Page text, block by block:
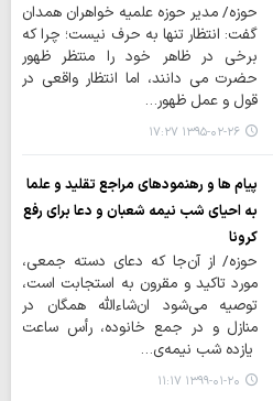
حوزه/ مدیر حوزه علمیه خواهران همدان
گفت: انتظار تنها به حرف نیست؛ چرا که
برخی در ظاهر خود را منتظر ظهور
حضرت می دانند، اما انتظار واقعی در
قول و عمل ظهور…
۱۳۹۵-۰۲-۲۶ ۱۷:۲۷
پیام ها و رهنمودهای مراجع تقلید و علما
به احیای شب نیمه شعبان و دعا برای رفع
کرونا
حوزه/ از آن‌جا که دعای دسته جمعی،
مورد تاکید و مقرون به استجابت است،
توصیه می‌شود ان‌شاءالله همگان در
منازل و در جمع خانوده، رأس ساعت
یازده شب نیمه‌ی…
۱۳۹۹-۰۱-۲۰ ۱۱:۱۷